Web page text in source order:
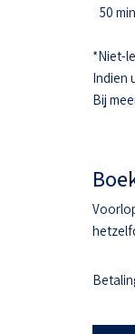
50
*Niet-
Indien
Bij